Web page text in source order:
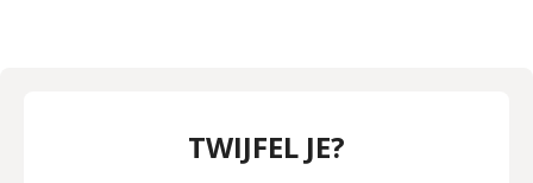
TWIJFEL JE?